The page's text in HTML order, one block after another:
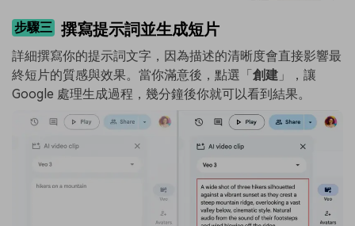
步驟三 撰寫提示詞並生成短片
詳細撰寫你的提示詞文字，因為描述的清晰度會直接影響最
終短片的質感與效果。當你滿意後，點選「 創建 」，讓
Google 處理生成過程，幾分鐘後你就可以看到結果。